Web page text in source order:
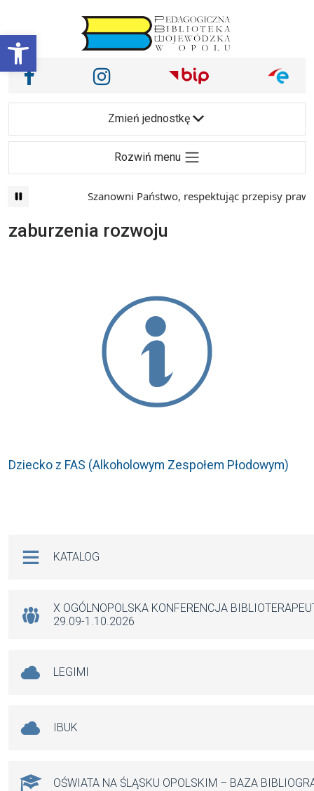
Otwórz pasek narzędzi
Main Navigation
Nasze media społecznościowe i inne
Facebook Instagram
Zmień jednostkę
Rozwiń menu
Szanowni Państwo, respektując przepisy
zaburzenia rozwoju
Dziecko z FAS (Alkoholowym Zespołem Płodowym)
KATALOG
X OGÓLNOPOLSKA KONFERENCJA
29.09-1.10.2026
LEGIMI
IBUK
OŚWIATA NA ŚLĄSKU OPOLSKIM – BAZA